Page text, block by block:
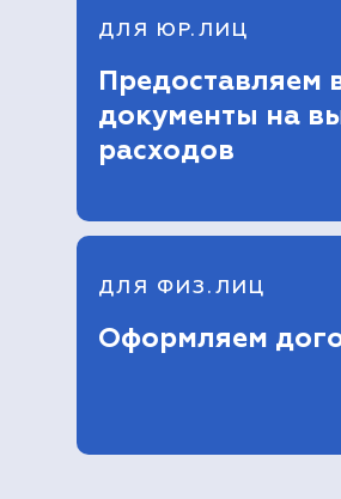
ДЛЯ ФИЗ.ЛИЦ
ДЛЯ ЮР.ЛИЦ
Оформляем
Предоставляем
документы на
расходов